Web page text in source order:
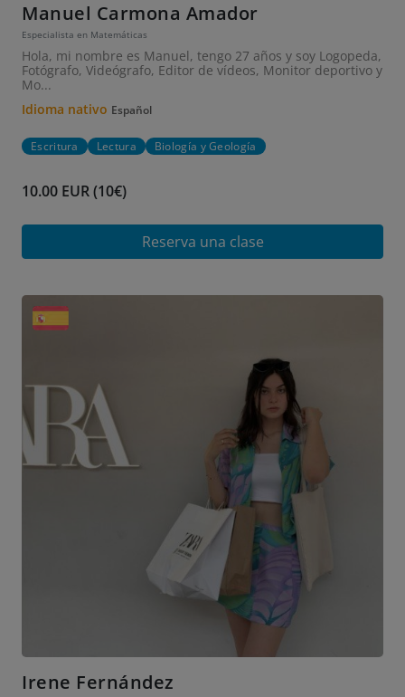
Manuel Carmona Amador
Especialista en Matemáticas
Hola, mi nombre es Manuel, tengo 27 años y soy Logopeda,
Fotógrafo, Videógrafo, Editor de vídeos, Monitor deportivo y
Mo...
Idioma nativo Español
Escritura Lectura Biología y Geología
10.00 EUR (10€)
Reserva una clase
Irene Fernández